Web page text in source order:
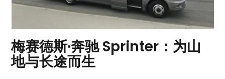
梅赛德斯·奔驰 Sprinter：为山
地与长途而生